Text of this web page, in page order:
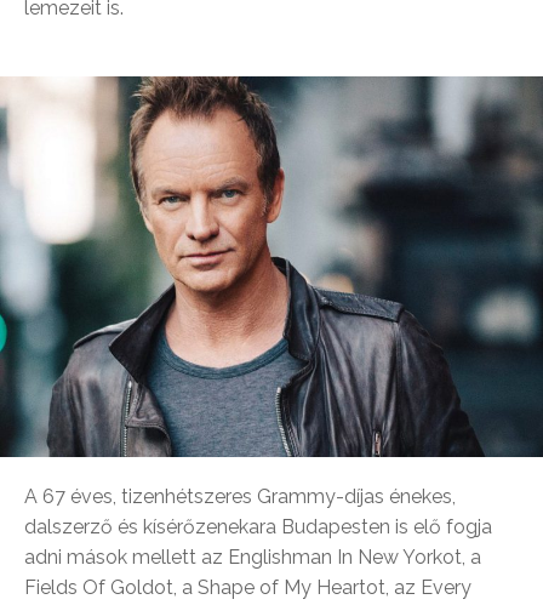
lemezeit is.
A 67 éves, tizenhétszeres Grammy-díjas énekes,
dalszerző és kísérőzenekara Budapesten is elő fogja
adni mások mellett az Englishman In New Yorkot, a
Fields Of Goldot, a Shape of My Heartot, az Every